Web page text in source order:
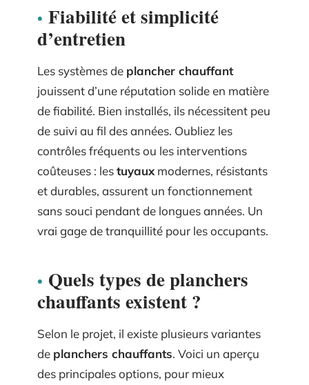
Fiabilité et simplicité
d’entretien
Les systèmes de plancher chauffant
jouissent d’une réputation solide en matière
de fiabilité. Bien installés, ils nécessitent peu
de suivi au fil des années. Oubliez les
contrôles fréquents ou les interventions
coûteuses : lestuyaux modernes, résistants
et durables, assurent un fonctionnement
sans souci pendant de longues années. Un
vrai gage de tranquillité pour les occupants.
Quels types de planchers
chauffants existent ?
Selon le projet, il existe plusieurs variantes
de planchers chauffants. Voici un aperçu
des principales options, pour mieux